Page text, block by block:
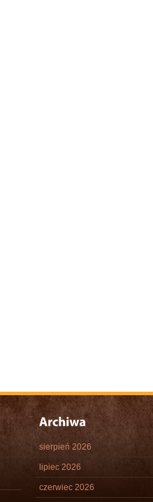
sierpień 2026
lipiec 2026
czerwiec 2026